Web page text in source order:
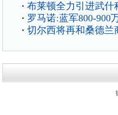
布莱顿全力引进武什
罗马诺:蓝军800-900
切尔西将再和桑德兰